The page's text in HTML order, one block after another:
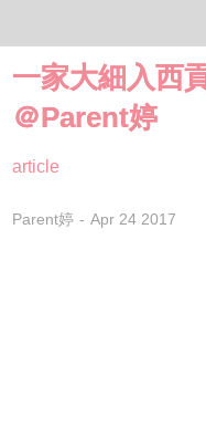
一家大細入西
＠Parent婷
article
Parent婷 Apr 24 2017